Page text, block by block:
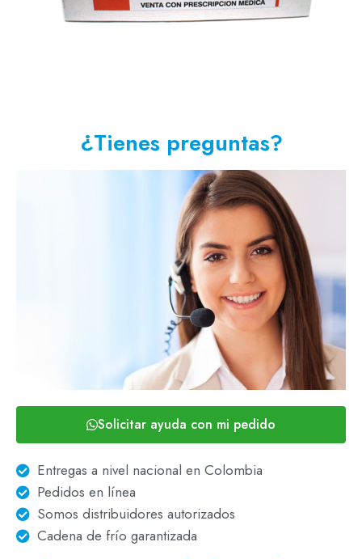
¿Tienes preguntas?
Solicitar ayuda con mi pedido
Entregas a nivel nacional en Colombia
Pedidos en línea
Somos distribuidores autorizados
Cadena de frío garantizada